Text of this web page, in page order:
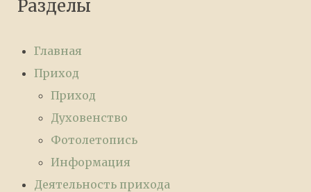
Разделы
Главная
Приход
Приход
Духовенство
Фотолетопись
Информация
Деятельность прихода